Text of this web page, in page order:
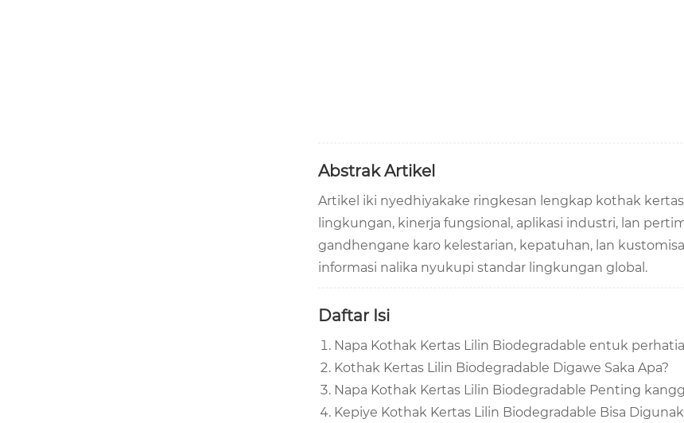
Abstrak Artikel
Artikel iki nyedhiyakake ringkesan lengkap kothak
lingkungan, kinerja fungsional, aplikasi industri, lan
gandhengane karo kelestarian, kepatuhan, lan
informasi nalika nyukupi standar lingkungan global.
Daftar Isi
Napa Kothak Kertas Lilin Biodegradable entuk
Kothak Kertas Lilin Biodegradable Digawe Saka Apa?
Napa Kothak Kertas Lilin Biodegradable Penting
Kepiye Kothak Kertas Lilin Biodegradable Bisa